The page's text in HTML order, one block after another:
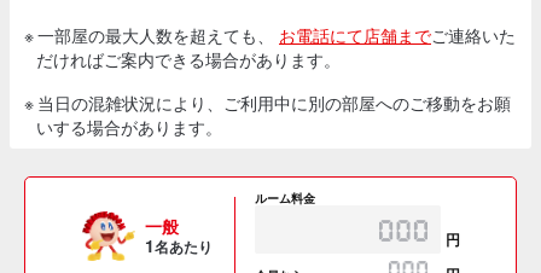
※ 一部屋の最大人数を超えても、 お電話にて店舗までご連絡いた
だければご案内できる場合があります。
※ 当日の混雑状況により、ご利用中に別の部屋へのご移動をお願
いする場合があります。
一般
1名あたり
ルーム料金
円